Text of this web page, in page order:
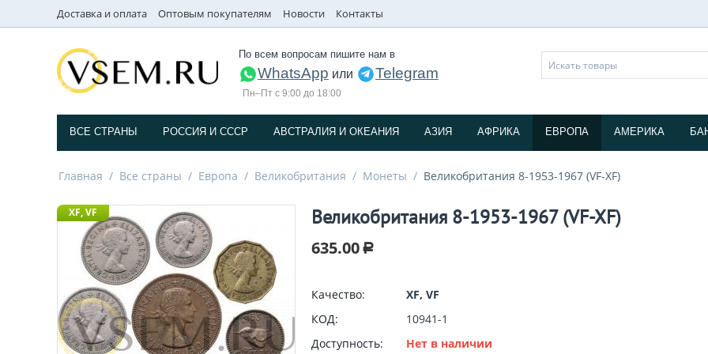
Доставка и оплата Оптовым покупателям Новости Контакты
По всем вопросам пишите нам в
WhatsApp или Telegram
Пн–Пт с 9:00 до 18:00
ВСЕ СТРАНЫ РОССИЯ И СССP АВСТРАЛИЯ И ОКЕАНИЯ АЗИЯ АФРИКА ЕВРОПА АМЕРИКА
Главная / Все страны / Европа / Великобритания / Монеты / Великобритания 8-1953-1967 (VF-XF)
XF, VF Великобритания 8-1953-1967 (VF-XF)
635.00 Р
Качество:
XF, VF
КОД:
10941-1
Доступность:
Нет в наличии